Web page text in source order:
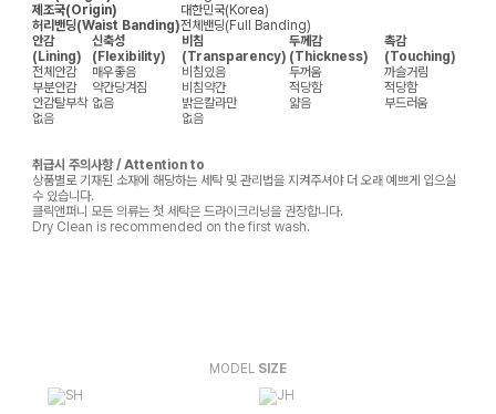
제조국(Origin)
대한민국(Korea)
허리밴딩(Waist Banding)전체밴딩(Full Banding)
안감
(Lining)
신축성
(Flexibility)
비침
(Transparency)
두께감
(Thickness)
촉감
(Touching)
전체안감
매우좋음 비침있음 두꺼움
까슬거림
부분안감
약간당겨짐 비침약간 적당함
적당함
안감탈부착 없음 밝은칼라만 얇음
부드러움
없음
없음
취급시 주의사항 / Attention to
상품별로 기재된 소재에 해당하는 세탁 및 관리법을 지켜주셔야 더 오래 예쁘게 입으실
수 있습니다.
클릭앤퍼니 모든 의류는 첫 세탁은 드라이크리닝을 권장합니다.
Dry Clean is recommended on the first wash.
MODEL SIZE